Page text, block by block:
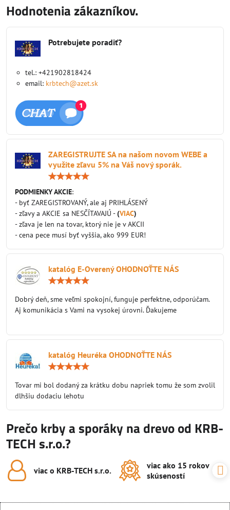
Hodnotenia zákazníkov.
Potrebujete poradiť?
tel.: +421902818424
email: krbtech@azet.sk
ZAREGISTRUJTE SA na našom novom WEBE a
využite zľavu 5% na Váš nový sporák.
PODMIENKY AKCIE:
- byť ZAREGISTROVANÝ, ale aj PRIHLÁSENÝ
- zľavy a AKCIE sa NESČÍTAVAJÚ -(VIAC)
- zľava je len na tovar, ktorý nie je v AKCII
- cena pece musí byť vyššia, ako 999 EUR!
katalóg E-Overený OHODNOŤTE NÁS
5
Dobrý deň, sme veľmi spokojní, funguje perfektne, odporúčam.
Aj komunikácia s Vami na vysokej úrovni. Ďakujeme
katalóg Heuréka OHODNOŤTE NÁS
5
Tovar mi bol dodaný za krátku dobu napriek tomu že som zvolil
dlhšiu dodaciu lehotu
Prečo krby a sporáky na drevo od KRB-
TECH s.r.o.?
viac o KRB-TECH s​.r​.o​.
viac ako 15 rokov
skúseností